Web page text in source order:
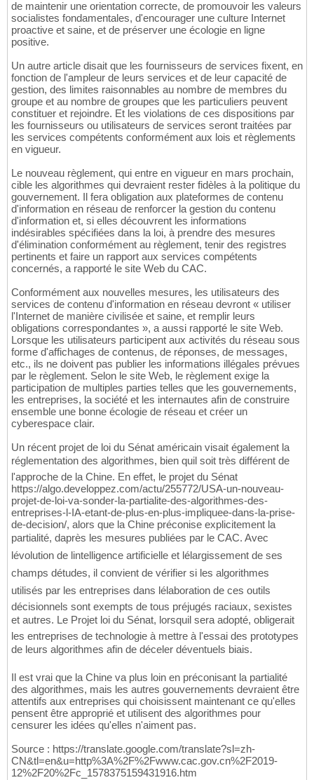
de maintenir une orientation correcte, de promouvoir les valeurs
socialistes fondamentales, d'encourager une culture Internet
proactive et saine, et de préserver une écologie en ligne
positive.
Un autre article disait que les fournisseurs de services fixent, en
fonction de l'ampleur de leurs services et de leur capacité de
gestion, des limites raisonnables au nombre de membres du
groupe et au nombre de groupes que les particuliers peuvent
constituer et rejoindre. Et les violations de ces dispositions par
les fournisseurs ou utilisateurs de services seront traitées par
les services compétents conformément aux lois et règlements
en vigueur.
Le nouveau règlement, qui entre en vigueur en mars prochain,
cible les algorithmes qui devraient rester fidèles à la politique du
gouvernement. Il fera obligation aux plateformes de contenu
d'information en réseau de renforcer la gestion du contenu
d'information et, si elles découvrent les informations
indésirables spécifiées dans la loi, à prendre des mesures
d'élimination conformément au règlement, tenir des registres
pertinents et faire un rapport aux services compétents
concernés, a rapporté le site Web du CAC.
Conformément aux nouvelles mesures, les utilisateurs des
services de contenu d'information en réseau devront « utiliser
l'Internet de manière civilisée et saine, et remplir leurs
obligations correspondantes », a aussi rapporté le site Web.
Lorsque les utilisateurs participent aux activités du réseau sous
forme d'affichages de contenus, de réponses, de messages,
etc., ils ne doivent pas publier les informations illégales prévues
par le règlement. Selon le site Web, le règlement exige la
participation de multiples parties telles que les gouvernements,
les entreprises, la société et les internautes afin de construire
ensemble une bonne écologie de réseau et créer un
cyberespace clair.
Un récent projet de loi du Sénat américain visait également la
réglementation des algorithmes, bien quil soit très différent de
l'approche de la Chine. En effet, le projet du Sénat
https://algo.developpez.com/actu/255772/USA-un-nouveau-
projet-de-loi-va-sonder-la-partialite-des-algorithmes-des-
entreprises-l-IA-etant-de-plus-en-plus-impliquee-dans-la-prise-
de-decision/, alors que la Chine préconise explicitement la
partialité, daprès les mesures publiées par le CAC. Avec
lévolution de lintelligence artificielle et lélargissement de ses
champs détudes, il convient de vérifier si les algorithmes
utilisés par les entreprises dans lélaboration de ces outils
décisionnels sont exempts de tous préjugés raciaux, sexistes
et autres. Le Projet loi du Sénat, lorsquil sera adopté, obligerait
les entreprises de technologie à mettre à l'essai des prototypes
de leurs algorithmes afin de déceler déventuels biais.
Il est vrai que la Chine va plus loin en préconisant la partialité
des algorithmes, mais les autres gouvernements devraient être
attentifs aux entreprises qui choisissent maintenant ce qu'elles
pensent être approprié et utilisent des algorithmes pour
censurer les idées qu'elles n'aiment pas.
Source : https://translate.google.com/translate?sl=zh-
CN&tl=en&u=http%3A%2F%2Fwww.cac.gov.cn%2F2019-
12%2F20%2Fc_1578375159431916.htm